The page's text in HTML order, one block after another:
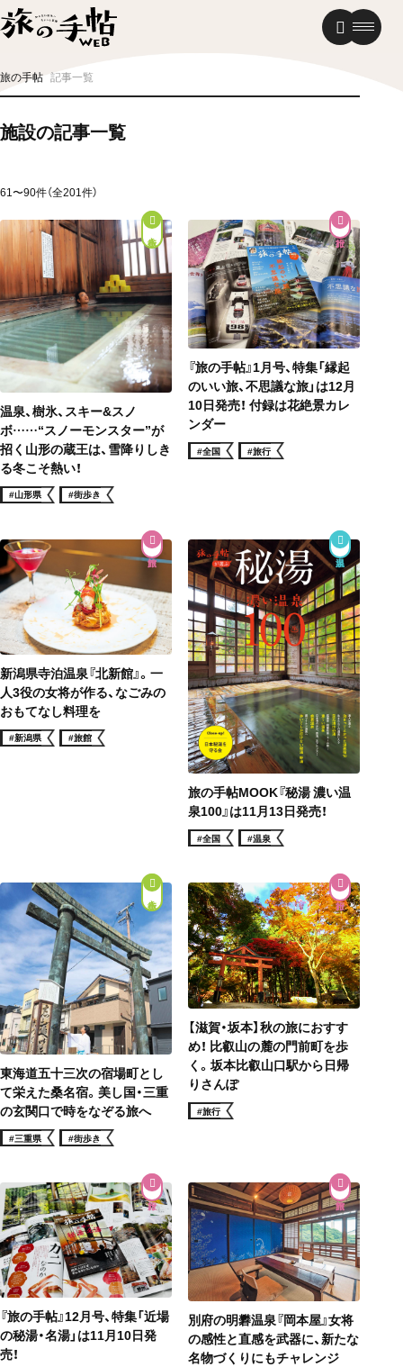
旅の手帖 記事一覧
施設の記事一覧
61〜90件（全201件）
街歩き
温泉、樹氷、スキー&スノ
ボ……“スノーモンスター”が
招く山形の蔵王は、雪降りしき
る冬こそ熱い！
#山形県 #街歩き
『旅の手帖』1月号、特集「縁起
のいい旅、不思議な旅」は12月
10日発売！ 付録は花絶景カレ
ンダー
#全国 #旅行
新潟県寺泊温泉『北新館』。一
人3役の女将が作る、なごみの
おもてなし料理を
#新潟県 #旅館
旅の手帖MOOK『秘湯 濃い温
泉100』は11月13日発売！
#全国 #温泉
街歩き
東海道五十三次の宿場町とし
て栄えた桑名宿。美し国・三重
の玄関口で時をなぞる旅へ
#三重県 #街歩き
【滋賀・坂本】秋の旅におすす
め！ 比叡山の麓の門前町を歩
く。坂本比叡山口駅から日帰
りさんぽ
#旅行
『旅の手帖』12月号、特集「近場
の秘湯・名湯」は11月10日発
売！
別府の明礬温泉『岡本屋』女将
の感性と直感を武器に、新たな
名物づくりにもチャレンジ
温泉
グルメ
街歩き